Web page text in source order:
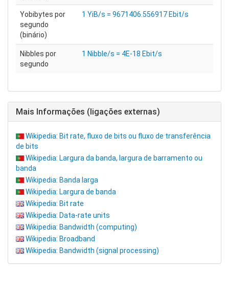
Yobibytes por
segundo
(binário)
1 YiB/s = 9671406.556917 Ebit/s
Nibbles por
segundo
1 Nibble/s = 4E-18 Ebit/s
Mais Informações (ligações externas)
Wikipedia: Bit rate, fluxo de bits ou fluxo de transferência
de bits
Wikipedia: Largura da banda, largura de barramento ou
banda
Wikipedia: Banda larga
Wikipedia: Largura de banda
Wikipedia: Bit rate
Wikipedia: Data-rate units
Wikipedia: Bandwidth (computing)
Wikipedia: Broadband
Wikipedia: Bandwidth (signal processing)